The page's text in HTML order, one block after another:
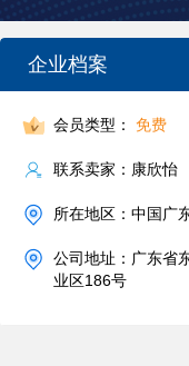
企业档案
会员类型： 免费
联系卖家：康欣怡
所在地区：中国广
公司地址：广东省
业区186号